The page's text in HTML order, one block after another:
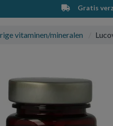
Gratis
vitaminen/mineralen